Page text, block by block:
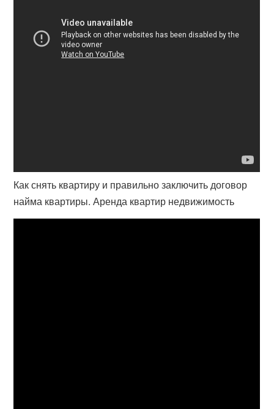
Как снять квартиру и правильно заключить договор
найма квартиры. Аренда квартир недвижимость